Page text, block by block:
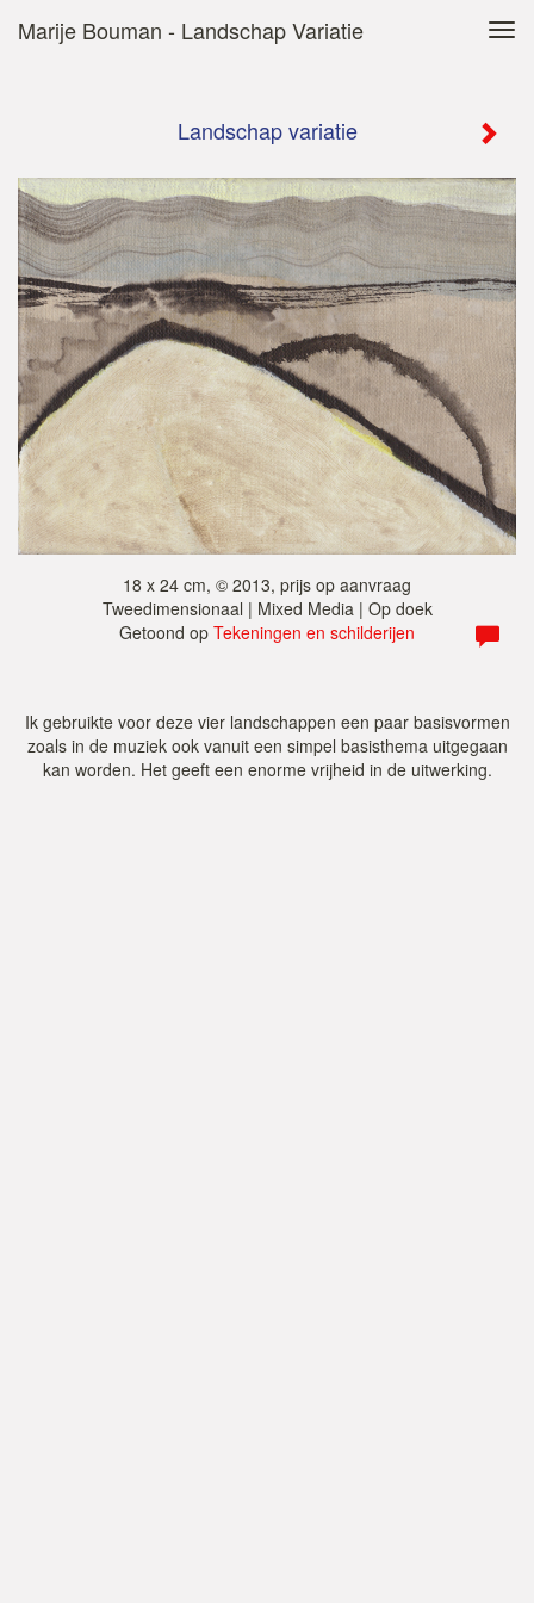
Marije Bouman - Landschap Variatie
Landschap variatie
18 x 24 cm, © 2013, prijs op aanvraag
Tweedimensionaal | Mixed Media | Op doek
Getoond op Tekeningen en schilderijen
Ik gebruikte voor deze vier landschappen een paar basisvormen
zoals in de muziek ook vanuit een simpel basisthema uitgegaan
kan worden. Het geeft een enorme vrijheid in de uitwerking.